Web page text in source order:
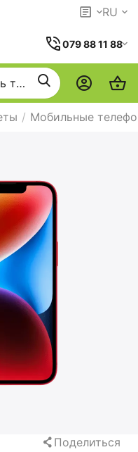
RU
079 88 11 88
/ Мобильные
Поделиться